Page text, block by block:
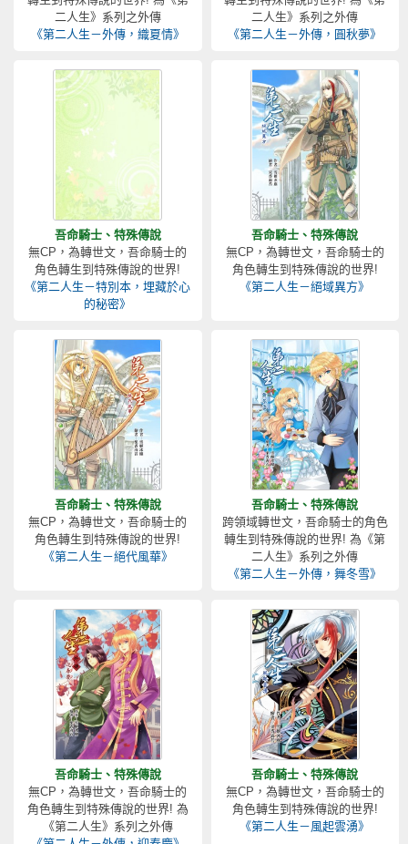
二人生》系列之外傳
《第二人生－外傳，織夏情》
二人生》系列之外傳
《第二人生－外傳，圓秋夢》
吾命騎士、特殊傳說
無CP，為轉世文，吾命騎士的
角色轉生到特殊傳說的世界!
《第二人生－特別本，埋藏於心
的秘密》
吾命騎士、特殊傳說
無CP，為轉世文，吾命騎士的
角色轉生到特殊傳說的世界!
《第二人生－絕域異方》
吾命騎士、特殊傳說
無CP，為轉世文，吾命騎士的
角色轉生到特殊傳說的世界!
《第二人生－絕代風華》
吾命騎士、特殊傳說
跨領域轉世文，吾命騎士的角色
轉生到特殊傳說的世界! 為《第
二人生》系列之外傳
《第二人生－外傳，舞冬雪》
吾命騎士、特殊傳說
無CP，為轉世文，吾命騎士的
角色轉生到特殊傳說的世界! 為
《第二人生》系列之外傳
吾命騎士、特殊傳說
無CP，為轉世文，吾命騎士的
角色轉生到特殊傳說的世界!
《第二人生－風起雲湧》